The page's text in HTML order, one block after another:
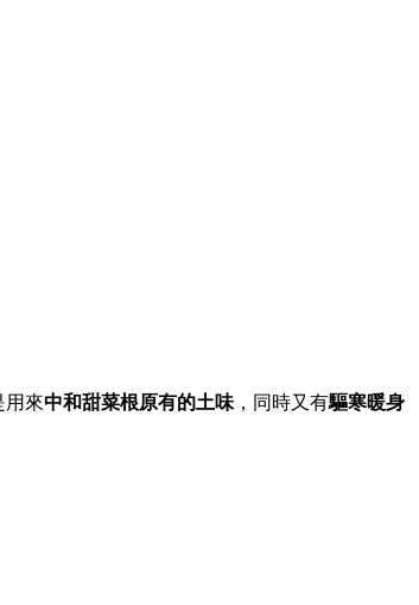
用來中和甜菜根原有的土味 ， 同時又有驅寒暖身